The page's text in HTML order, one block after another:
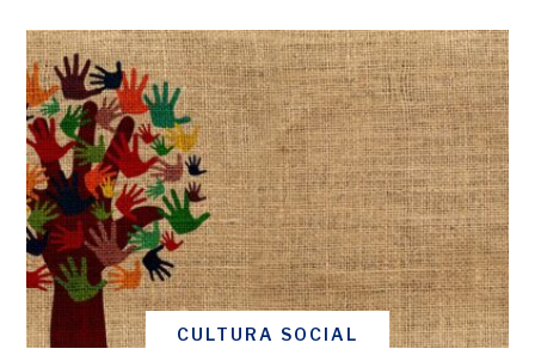
CULTURA SOCIAL